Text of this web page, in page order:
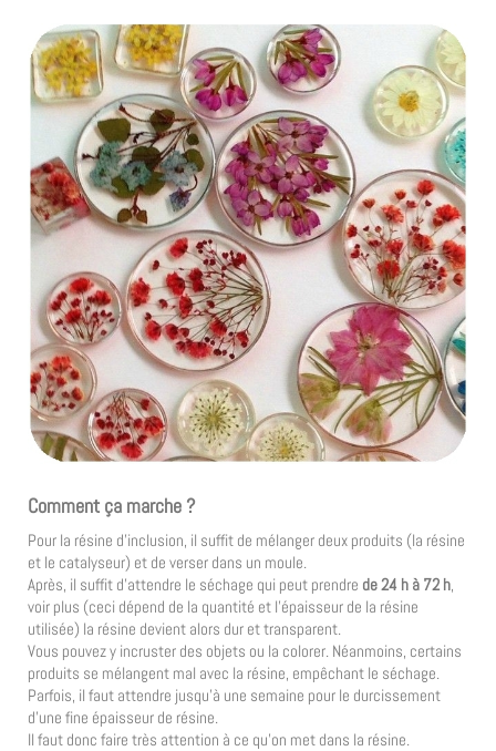
Comment ça marche ?
Pour la résine d’inclusion, il suffit de mélanger deux produits (la résine
et le catalyseur) et de verser dans un moule.
Après, il suffit d’attendre le séchage qui peut prendre de 24 h à 72 h
voir plus (ceci dépend de la quantité et l’épaisseur de la résine
utilisée) la résine devient alors dur et transparent.
Vous pouvez y incruster des objets ou la colorer. Néanmoins, certains
produits se mélangent mal avec la résine, empêchant le séchage.
Parfois, il faut attendre jusqu’à une semaine pour le durcissement
d’une fine épaisseur de résine.
Il faut donc faire très attention à ce qu’on met dans la résine.